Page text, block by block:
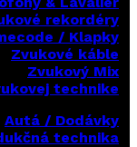
rekordéry
/ Klapky
Zvukové káble
Zvukový Mix
technike
Autá / Dodávky
technika